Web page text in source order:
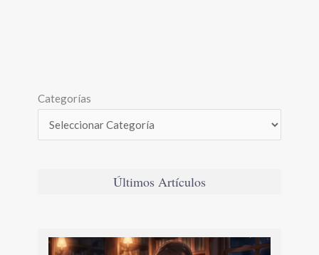
Categorías
Últimos Artículos